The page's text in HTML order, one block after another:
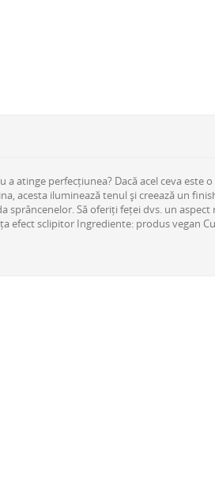
atinge perfecțiunea? Dacă acel ceva este
acesta iluminează tenul și creează un
Să oferiți feței dvs. un aspect
sclipitor Ingrediente: produs vegan